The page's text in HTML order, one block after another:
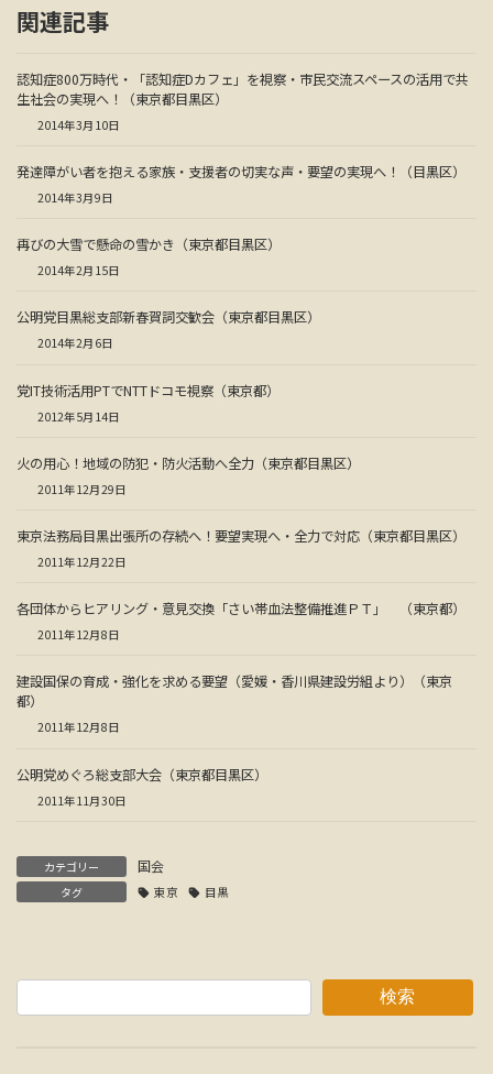
関連記事
認知症800万時代・「認知症Dカフェ」を視察・市民交流スペースの活用で共
生社会の実現へ！（東京都目黒区）
2014年3月10日
発達障がい者を抱える家族・支援者の切実な声・要望の実現へ！（目黒区）
2014年3月9日
再びの大雪で懸命の雪かき（東京都目黒区）
2014年2月15日
公明党目黒総支部新春賀詞交歓会（東京都目黒区）
2014年2月6日
党IT技術活用PTでNTTドコモ視察（東京都）
2012年5月14日
火の用心！地域の防犯・防火活動へ全力（東京都目黒区）
2011年12月29日
東京法務局目黒出張所の存続へ！要望実現へ・全力で対応（東京都目黒区）
2011年12月22日
各団体からヒアリング・意見交換「さい帯血法整備推進ＰＴ」 （東京都）
2011年12月8日
建設国保の育成・強化を求める要望（愛媛・香川県建設労組より）（東京
都）
2011年12月8日
公明党めぐろ総支部大会（東京都目黒区）
2011年11月30日
カテゴリー 国会
タグ 東京 目黒
検索